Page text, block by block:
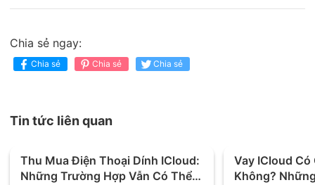
Chia sẻ ngay:
Chia sẻ Chia sẻ Chia sẻ
Tin tức liên quan
Thu Mua Điện Thoại Dính ICloud:
Những Trường Hợp Vẫn Có Thể
Vay ICloud Có
Không?